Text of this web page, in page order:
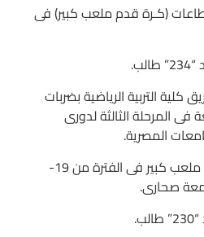
(كـرة قدم ملعب كبير) فى
التربية الرياضية بضربات
فى المرحلة الثالثة لدورى
المصرية.
* المرحلة الثانية لكرة القدم ملعب كبير فى الفترة من 19-